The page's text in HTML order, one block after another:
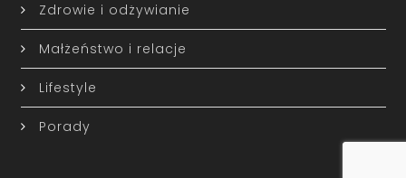
Zdrowie i odżywianie
Małżeństwo i relacje
Lifestyle
Porady